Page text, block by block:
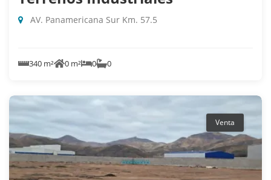
AV. Panamericana Sur Km. 57.5
340 m² 0 m² 0 0
Venta